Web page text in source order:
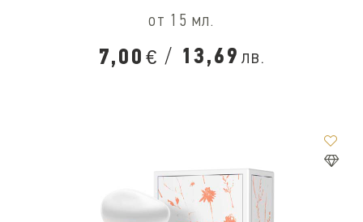
от 15 мл.
7,00 € / 13,69 лв.